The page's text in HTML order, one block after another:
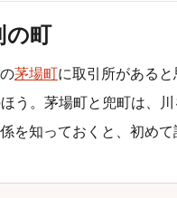
町
茅場町に取引所がある
う。茅場町と兜町は、
を知っておくと、初め